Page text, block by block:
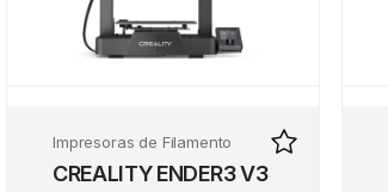
Impresoras de Filamento
CREALITY ENDER3 V3